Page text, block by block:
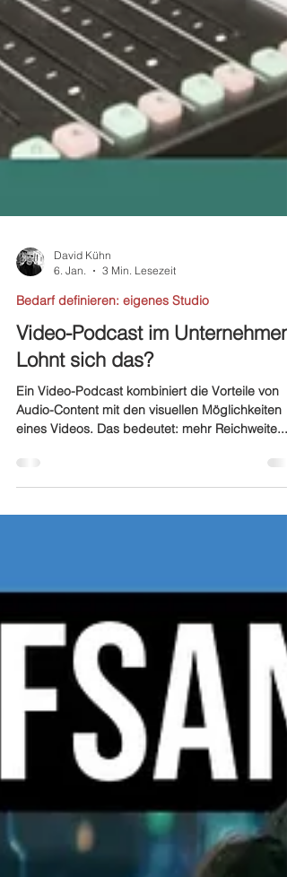
6. Jan.
3 Min. Lesezeit
Bedarf definieren: eigenes Studio
Video-Podcast im Unternehmen
Lohnt sich das?
Ein Video-Podcast kombiniert die Vorteile von
Audio-Content mit den visuellen Möglichkeiten
eines Videos. Das bedeutet: mehr Reichweite...